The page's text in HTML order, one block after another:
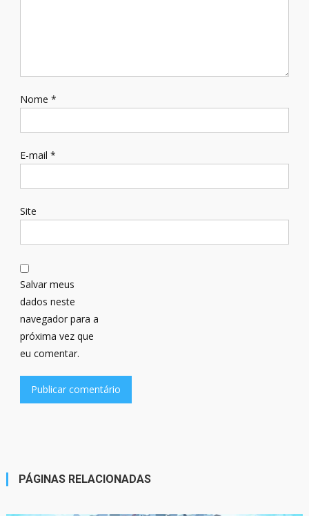
Nome *
E-mail *
Site
Salvar meus
dados neste
navegador para a
próxima vez que
eu comentar.
PÁGINAS RELACIONADAS